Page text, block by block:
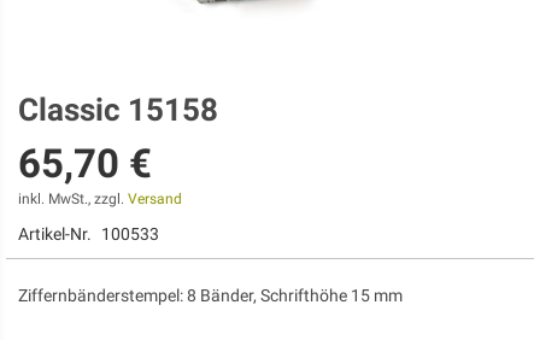
Zum
Anfang
der
Bildgalerie
springen
Classic 15158
65,70 €
inkl. MwSt., zzgl. Versand
Artikel-Nr. 100533
Ziffernbänderstempel: 8 Bänder, Schrifthöhe 15 mm